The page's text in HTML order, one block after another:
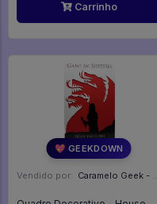
Carrinho
💖 GEEKDOWN
Vendido por: Caramelo Geek - DF